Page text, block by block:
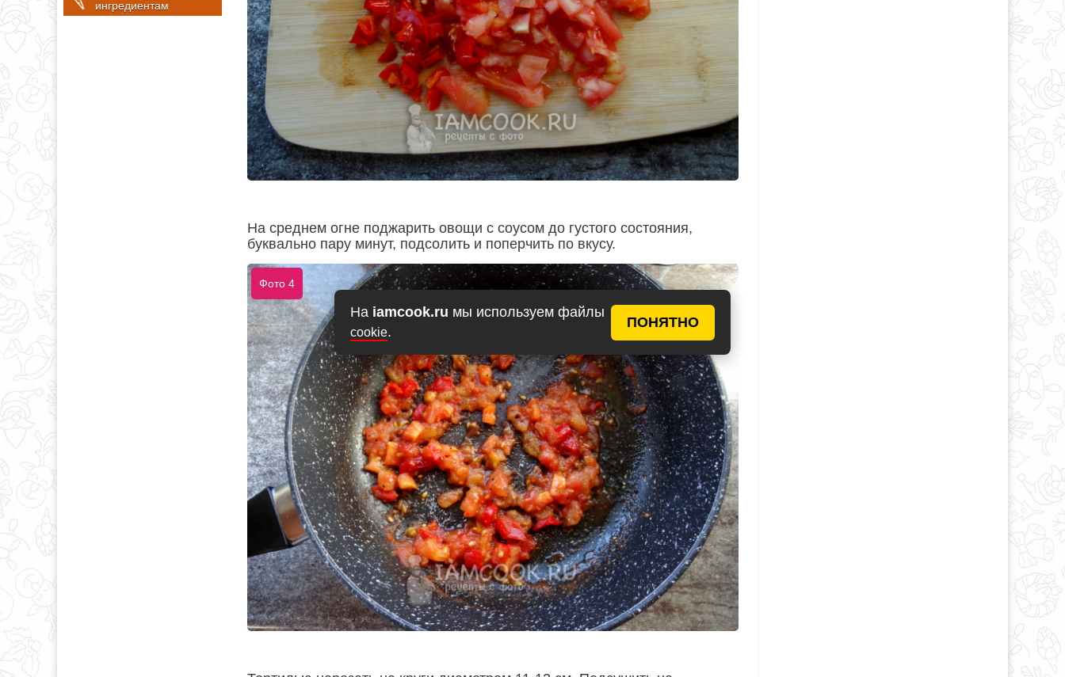
На iamcook.ru мы используем файлы
cookie.
ПОНЯТНО
ингредиентам
На среднем огне поджарить овощи с соусом до густого состояния,
буквально пару минут, подсолить и поперчить по вкусу.
Фото 4